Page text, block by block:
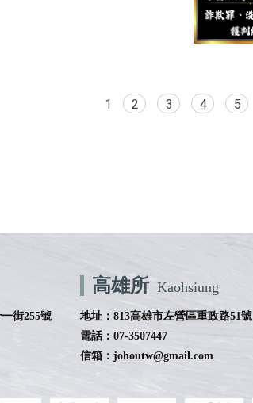
1 2 3 4 5
街255號
高雄所 Kaohsiung
地址：813高雄市左營區重政路51號
電話：07-3507447
信箱：johoutw@gmail.com